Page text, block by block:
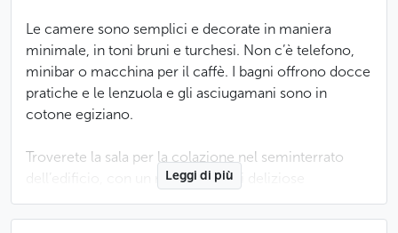
Le camere sono semplici e decorate in maniera
minimale, in toni bruni e turchesi. Non c’è telefono,
minibar o macchina per il caffè. I bagni offrono docce
pratiche e le lenzuola e gli asciugamani sono in
cotone egiziano.
Troverete la sala per la colazione nel seminterrato
dell’edificio, con un ricco buffet di deliziose
marmellate fatte in casa, che potrete anche acquistare
alla reception dell’hotel. Infine, il bar dell’hotel, aperto
Leggi di più